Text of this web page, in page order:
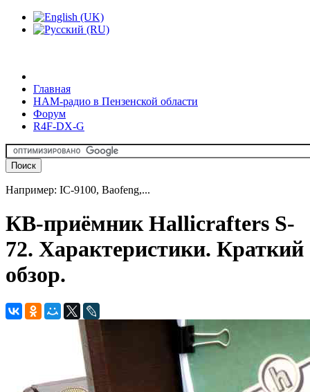
Главная
HAM-радио в Пензенской области
Форум
R4F-DX-G
Например: IC-9100, Baofeng,...
КВ-приёмник Hallicrafters S-
72. Характеристики. Краткий
обзор.